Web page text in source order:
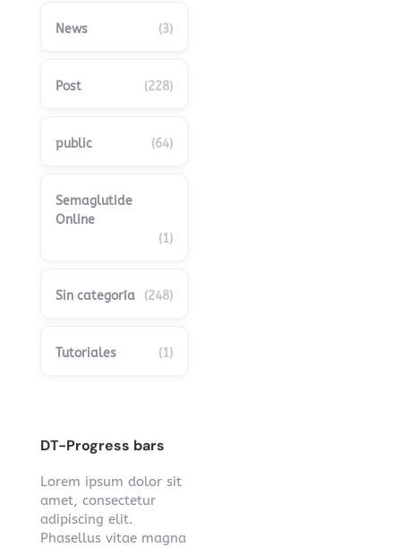
News (3)
Post (228)
public (64)
Semaglutide
Online
(1)
Sin categoría (248)
Tutoriales (1)
DT-Progress bars
Lorem ipsum dolor sit
amet, consectetur
adipiscing elit.
Phasellus vitae magna